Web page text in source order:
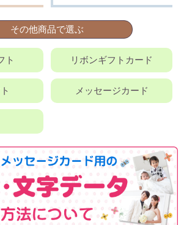
その他商品で選ぶ
ト リボンギフトカード
メッセージカード